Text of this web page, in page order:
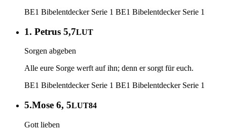
BE1 Bibelentdecker Serie 1 BE1 Bibelentdecker Serie 1
1. Petrus 5,7LUT
Sorgen abgeben
Alle eure Sorge werft auf ihn; denn er sorgt für euch.
BE1 Bibelentdecker Serie 1 BE1 Bibelentdecker Serie 1
5.Mose 6, 5LUT84
Gott lieben